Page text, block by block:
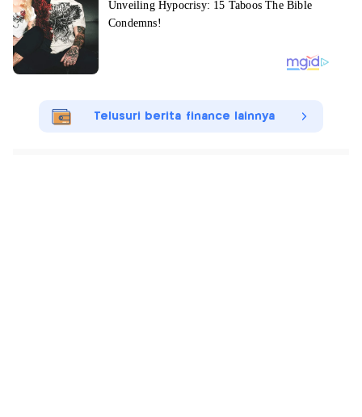
Telusuri berita finance lainnya